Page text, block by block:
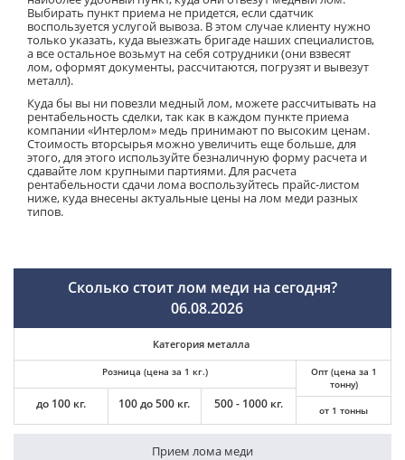
Выбирать пункт приема не придется, если сдатчик
воспользуется услугой вывоза. В этом случае клиенту нужно
только указать, куда выезжать бригаде наших специалистов,
а все остальное возьмут на себя сотрудники (они взвесят
лом, оформят документы, рассчитаются, погрузят и вывезут
металл).
Куда бы вы ни повезли медный лом, можете рассчитывать на
рентабельность сделки, так как в каждом пункте приема
компании «Интерлом» медь принимают по высоким ценам.
Стоимость вторсырья можно увеличить еще больше, для
этого, для этого используйте безналичную форму расчета и
сдавайте лом крупными партиями. Для расчета
рентабельности сдачи лома воспользуйтесь прайс-листом
ниже, куда внесены актуальные цены на лом меди разных
типов.
Сколько стоит лом меди на сегодня?
06.08.2026
Категория металла
Розница (цена за 1 кг.)
до 100 кг. 100 до 500 кг. 500 - 1000 кг.
Опт (цена за 1
тонну)
от 1 тонны
Прием лома меди